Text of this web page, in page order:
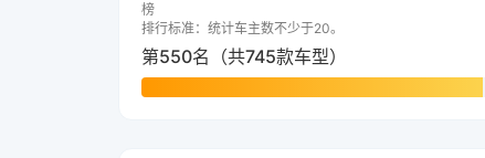
榜
排行标准：统计车主数不少于20。
第550名（共745款车型）